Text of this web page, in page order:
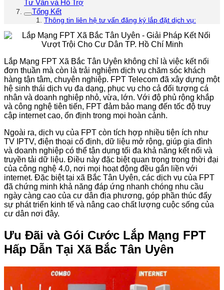
Tư Vấn và Hỗ Trợ
Tổng Kết
Thông tin liên hệ tư vấn đăng ký lắp đặt dịch vụ:
Lắp Mạng FPT Xã Bắc Tân Uyên không chỉ là việc kết nối
đơn thuần mà còn là trải nghiệm dịch vụ chăm sóc khách
hàng tận tâm, chuyên nghiệp. FPT Telecom đã xây dựng một
hệ sinh thái dịch vụ đa dạng, phục vụ cho cả đối tượng cá
nhân và doanh nghiệp nhỏ, vừa, lớn. Với độ phủ rộng khắp
và công nghệ tiên tiến, FPT đảm bảo mang đến tốc độ truy
cập internet cao, ổn định trong mọi hoàn cảnh.
Ngoài ra, dịch vụ của FPT còn tích hợp nhiều tiện ích như
TV IPTV, điện thoại cố định, dữ liệu mở rộng, giúp gia đình
và doanh nghiệp có thể tận dụng tối đa khả năng kết nối và
truyền tải dữ liệu. Điều này đặc biệt quan trọng trong thời đại
của công nghệ 4.0, nơi mọi hoạt động đều gắn liền với
internet. Đặc biệt tại xã Bắc Tân Uyên, các dịch vụ của FPT
đã chứng minh khả năng đáp ứng nhanh chóng nhu cầu
ngày càng cao của cư dân địa phương, góp phần thúc đẩy
sự phát triển kinh tế và nâng cao chất lượng cuộc sống của
cư dân nơi đây.
Ưu Đãi và Gói Cước Lắp Mạng FPT
Hấp Dẫn Tại Xã Bắc Tân Uyên